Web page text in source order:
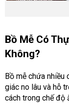
Bồ Mễ Có
Không?
Bồ mễ chứa
giác no lâu và hỗ
cách trong chế độ